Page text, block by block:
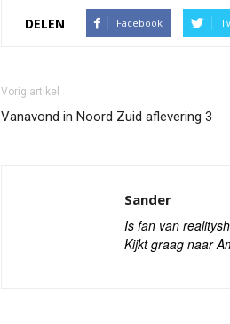
DELEN Facebook
Vorig artikel
Vanavond in Noord Zuid aflevering 3
Sander
Is fan van
Kijkt graag naar